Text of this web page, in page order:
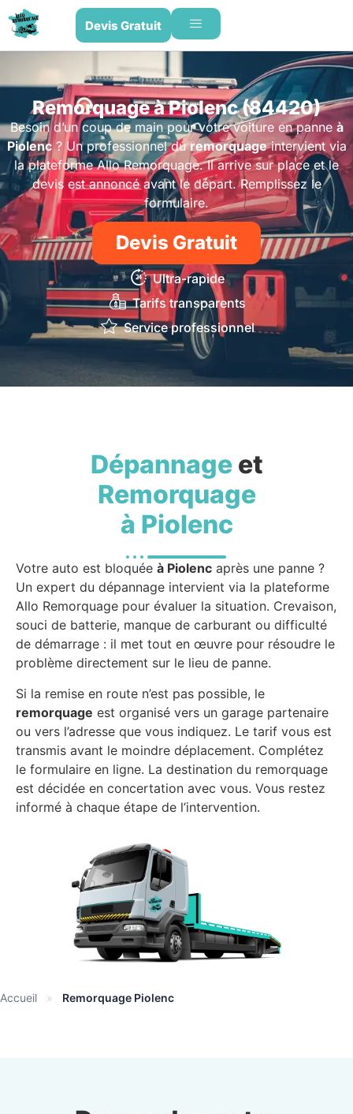
Devis Gratuit
Remorquage à Piolenc (84420)
Besoin d’un coup de main pour votre voiture en panneà
Piolenc? Un professionnel duremorquageintervient via
la plateforme Allo Remorquage. Il arrive sur place et le
devis est annoncé avant le départ. Remplissez le
formulaire.
Devis Gratuit
Ultra-rapide
Tarifs transparents
Service professionnel
Dépannageet
Remorquage
à Piolenc
Votre auto est bloquée à Piolenc après une panne ?
Un expert du dépannage intervient via la plateforme
Allo Remorquage pour évaluer la situation. Crevaison,
souci de batterie, manque de carburant ou difficulté
de démarrage : il met tout en œuvre pour résoudre le
problème directement sur le lieu de panne.
Si la remise en route n’est pas possible, le
remorquage est organisé vers un garage partenaire
ou vers l’adresse que vous indiquez. Le tarif vous est
transmis avant le moindre déplacement. Complétez
le formulaire en ligne. La destination du remorquage
est décidée en concertation avec vous. Vous restez
informé à chaque étape de l’intervention.
Accueil » Remorquage Piolenc